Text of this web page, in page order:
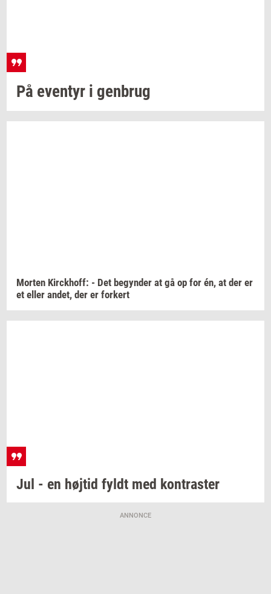
På even­tyr i gen­brug
Mor­ten Kirck­hoff: - Det be­gyn­der at gå op for én, at der er
et eller andet, der er for­kert
Jul - en høj­tid fyldt med kon­tra­ster
ANNONCE